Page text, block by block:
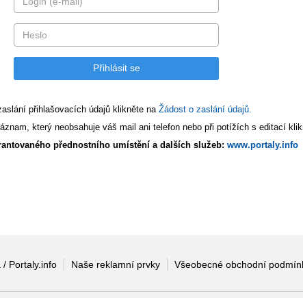
přihlašovacích údajů klikněte na Žádost o zaslání údajů.
který neobsahuje váš mail ani telefon nebo při potížích s editací
přednostního umístění a dalších služeb: www.portaly.info
/ Portaly.info Naše reklamní prvky Všeobecné obchodní